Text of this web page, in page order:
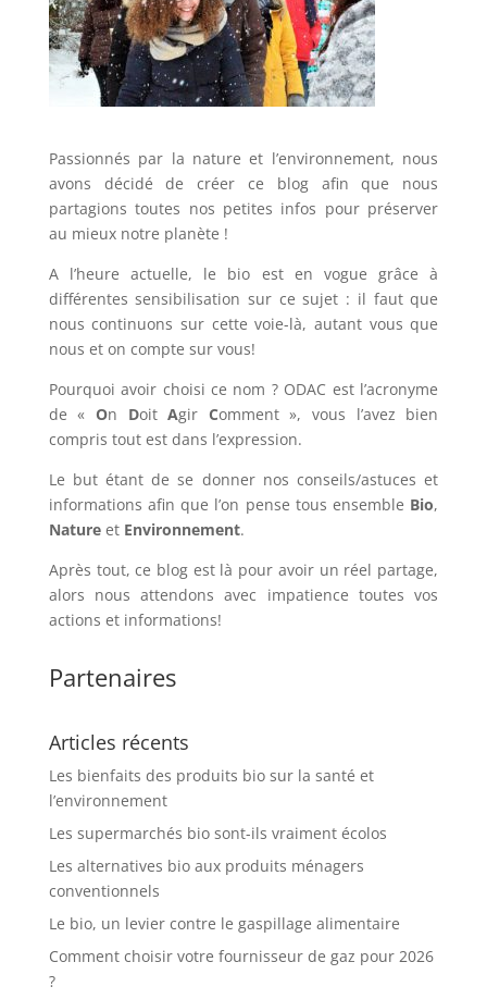
Passionnés par la nature et l’environnement, nous
avons décidé de créer ce blog afin que nous
partagions toutes nos petites infos pour préserver
au mieux notre planète !
A l’heure actuelle, le bio est en vogue grâce à
différentes sensibilisation sur ce sujet : il faut que
nous continuons sur cette voie-là, autant vous que
nous et on compte sur vous!
Pourquoi avoir choisi ce nom ? ODAC est l’acronyme
de « On DoitAgir Comment », vous l’avez bien
compris tout est dans l’expression.
Le but étant de se donner nos conseils/astuces et
informations afin que l’on pense tous ensemble Bio,
Natureet Environnement.
Après tout, ce blog est là pour avoir un réel partage,
alors nous attendons avec impatience toutes vos
actions et informations!
Partenaires
Articles récents
Les bienfaits des produits bio sur la santé et
l’environnement
Les supermarchés bio sont-ils vraiment écolos
Les alternatives bio aux produits ménagers
conventionnels
Le bio, un levier contre le gaspillage alimentaire
Comment choisir votre fournisseur de gaz pour 2026
?